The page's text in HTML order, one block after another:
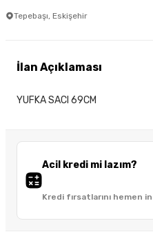
Tepebaşı, Eskişehir
Acil kredi mi lazım?
Kredi fırsatlarını hemen
İlan Açıklaması
YUFKA SACI 69CM